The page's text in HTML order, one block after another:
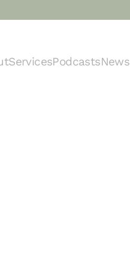
ServicesPodcastsNews